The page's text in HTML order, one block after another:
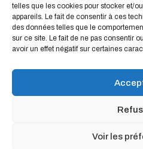
telles que les cookies pour stocker et/
appareils. Le fait de consentir à ces
des données telles que le
sur ce site. Le fait de ne pas consentir
avoir un effet négatif sur certaines
Voir les
Mentions légales
À propos de nous